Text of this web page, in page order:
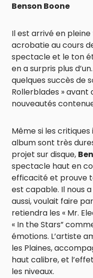
Benson Boone
Il est arrivé en
acrobatie au cours
spectacle et le ton
en a surpris plus d’un.
quelques succès de
Rollerblades » avant
nouveautés
Même si les
album sont très
projet sur disque,
spectacle haut en
efficacité et prouve
est capable. Il nous
aussi, voulait faire
retiendra les « Mr.
« In the Stars”
émotions. L’artiste
les Plaines,
haut calibre, et
les niveaux.